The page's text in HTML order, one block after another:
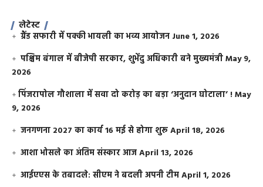
लेटेस्ट
ग्रैंड सफारी में पक्की भायली का भव्य आयोजन June 1, 2026
पश्चिम बंगाल में बीजेपी सरकार, शुभेंदु अधिकारी बने मुख्यमंत्रीMay 9,
2026
​पिंजरापोल गौशाला में सवा दो करोड़ का बड़ा ‘अनुदान घोटाला’ !May
9, 2026
जनगणना 2027 का कार्य 16 मई से होगा शुरूApril 18, 2026
आशा भोसले का अंतिम संस्कार आजApril 13, 2026
आईएएस के तबादले: सीएम ने बदली अपनी टीमApril 1, 2026